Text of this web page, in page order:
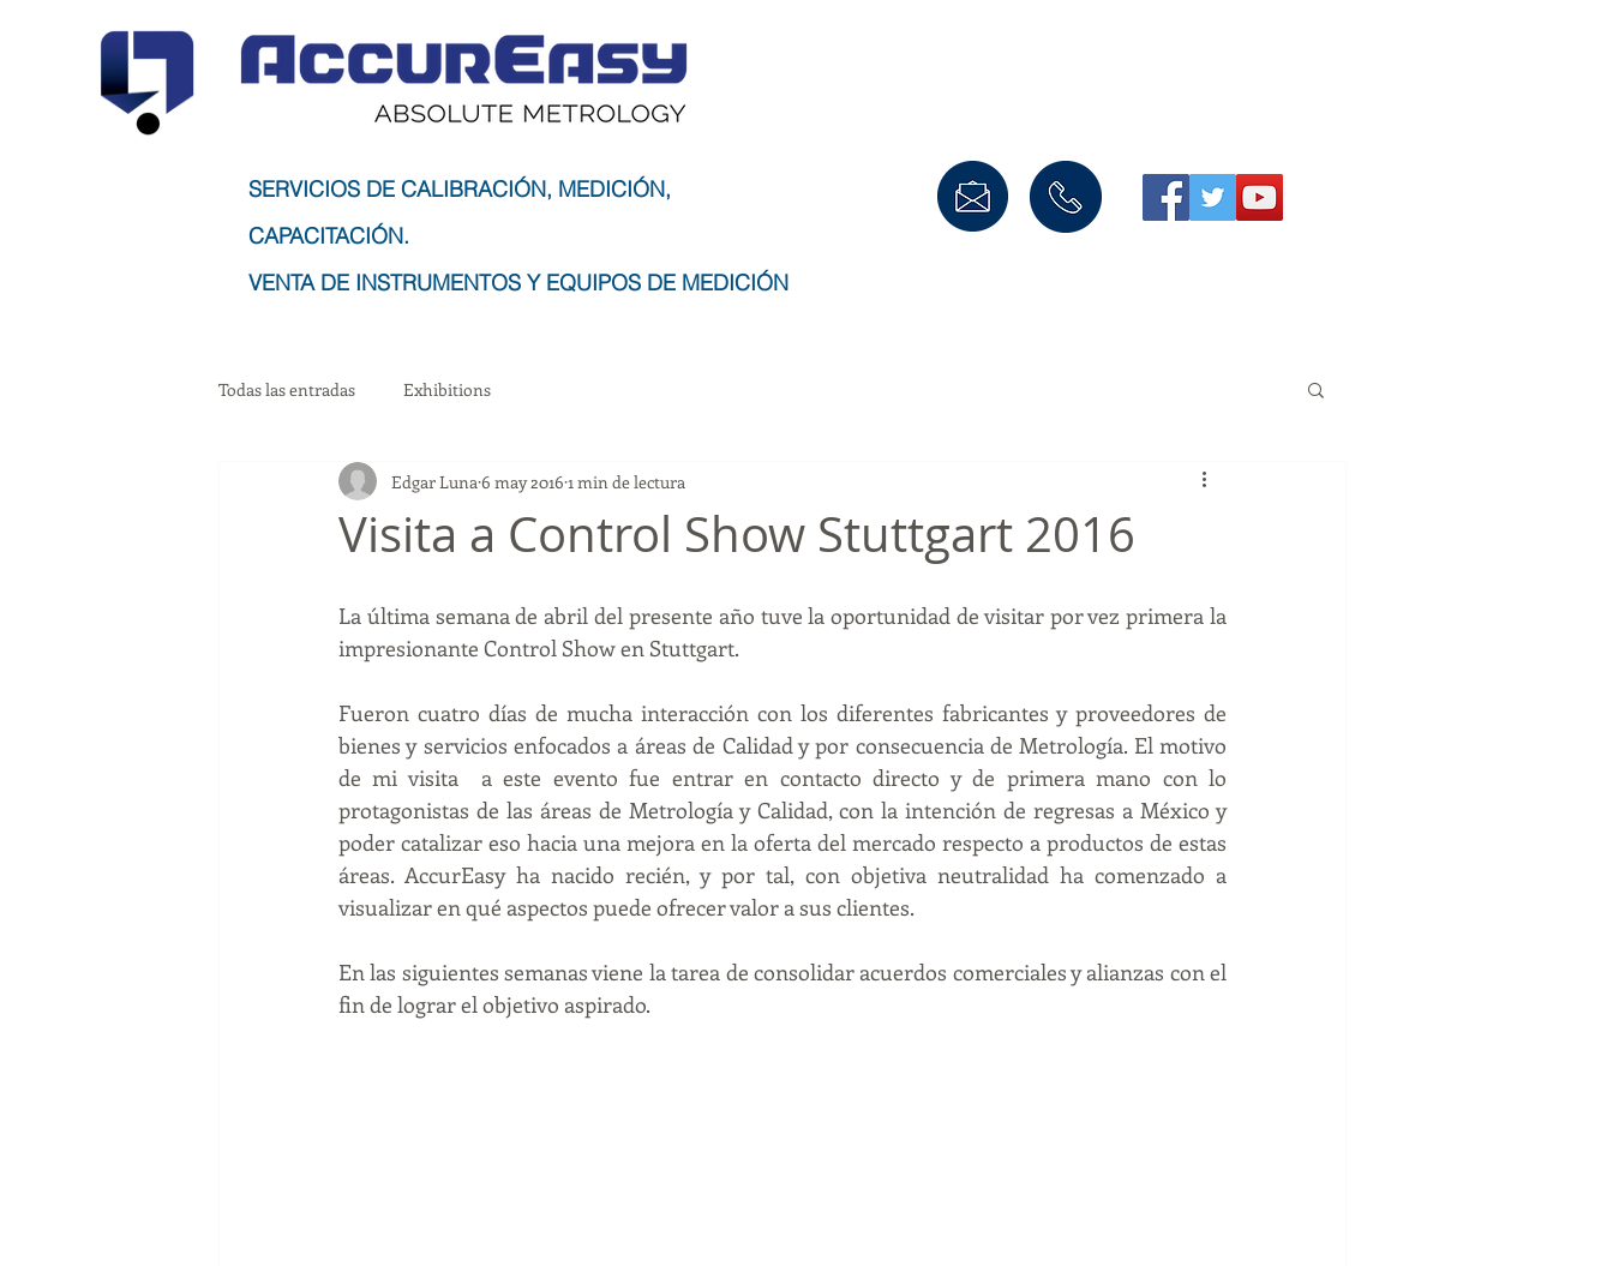
SERVICIOS DE CALIBRACIÓN, MEDICIÓN,
CAPACITACIÓN.
VENTA DE INSTRUMENTOS Y EQUIPOS DE MEDICIÓN
Todas las entradas Exhibitions
Visita a Control Show Stuttgart 2016
Edgar Luna 6 may 2016 1 min de lectura
La última semana de abril del presente año tuve la oportunidad de visitar por vez primera la
impresionante Control Show en Stuttgart.
Fueron cuatro días de mucha interacción con los diferentes fabricantes y proveedores de
bienes y servicios enfocados a áreas de Calidad y por consecuencia de Metrología. El motivo
de mi visita  a este evento fue entrar en contacto directo y de primera mano con lo
protagonistas de las áreas de Metrología y Calidad, con la intención de regresas a México y
poder catalizar eso hacia una mejora en la oferta del mercado respecto a productos de estas
áreas. AccurEasy ha nacido recién, y por tal, con objetiva neutralidad ha comenzado a
visualizar en qué aspectos puede ofrecer valor a sus clientes.
En las siguientes semanas viene la tarea de consolidar acuerdos comerciales y alianzas con el
fin de lograr el objetivo aspirado.